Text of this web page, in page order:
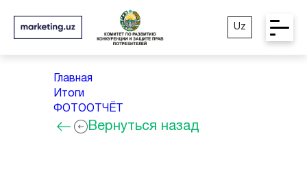
Uz
Главная
Итоги
ФОТООТЧЁТ
Вернуться назад